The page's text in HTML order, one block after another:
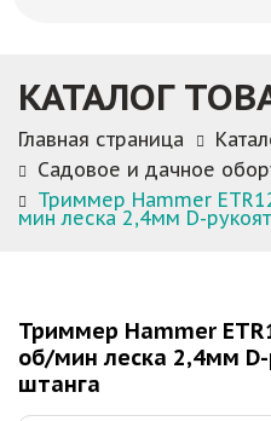
КАТАЛОГ
Главная страница
Садовое и дачное
Триммер Hammer
мин леска 2,4мм D-
Триммер Hammer
об/мин леска 2,4мм
штанга